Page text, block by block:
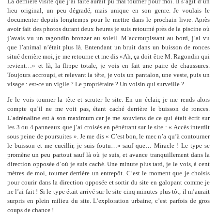
lieu original, un peu dégradé, mais unique en son genre. Je voulais le
documenter depuis longtemps pour le mettre dans le prochain livre. Après
avoir fait des photos durant deux heures je suis retourné près de la piscine où
j’avais vu un ragondin bronzer au soleil. M’accroupissant au bord, j’ai vu
que l’animal n’était plus là. Entendant un bruit dans un buisson de ronces
situé derrière moi, je me retourne et me dis «Ah, ça doit être M. Ragondin qui
revient…» et là, la flippe totale, je vois en fait une paire de chaussures.
Toujours accroupi, et relevant la tête, je vois un pantalon, une veste, puis un
visage : est-ce un vigile ? Le propriétaire ? Un voisin qui surveille ?
Je le vois tourner la tête et scruter le site. En un éclair, je me rends alors
compte qu’il ne me voit pas, étant caché derrière le buisson de ronces.
L’adrénaline est à son maximum car je me souviens de ce qui était écrit sur
les 3 ou 4 panneaux que j’ai croisés en pénétrant sur le site : « Accès interdit
sous peine de poursuites ». Je me dis « C’est bon, le mec n’a qu’à contourner
le buisson et me cueillir, je suis foutu…» sauf que… Miracle ! Le type se
promène un peu partout sauf là où je suis, et avance tranquillement dans la
direction opposée d’où je suis caché. Une minute plus tard, je le vois, à cent
mètres de moi, tourner derrière un entrepôt. C’est le moment que je choisis
pour courir dans la direction opposée et sortir du site en galopant comme je
ne l’ai fait ! Si le type était arrivé sur le site cinq minutes plus tôt, il m’aurait
surpris en plein milieu du site. L’exploration urbaine, c’est parfois de gros
coups de chance !